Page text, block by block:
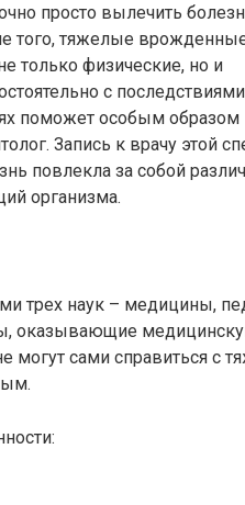
просто вылечить
того, тяжелые
только физические, но и
с
поможет особым образом
Запись к врачу этой
повлекла за собой
организма.
трех наук – медицины,
оказывающие
могут сами справиться с